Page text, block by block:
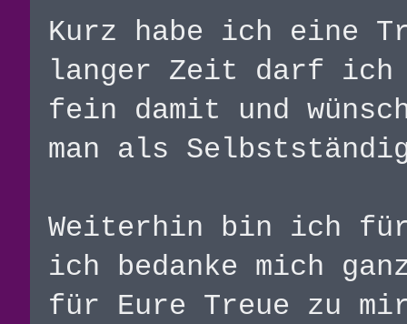
Kurz habe ich eine
langer Zeit darf ich
fein damit und
man als
Weiterhin bin ich für
ich bedanke mich
für Eure Treue zu